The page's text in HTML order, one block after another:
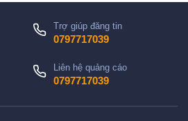
Trợ giúp đăng tin
0797717039
Liên hệ quảng cáo
0797717039